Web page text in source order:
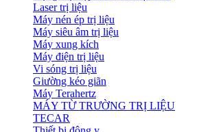
Laser trị liệu
Máy nén ép trị liệu
Máy siêu âm trị liệu
Máy xung kích
Máy điện trị liệu
Vi sóng trị liệu
Giường kéo giãn
Máy Terahertz
MÁY TỪ TRƯỜNG TRỊ LIỆU
TECAR